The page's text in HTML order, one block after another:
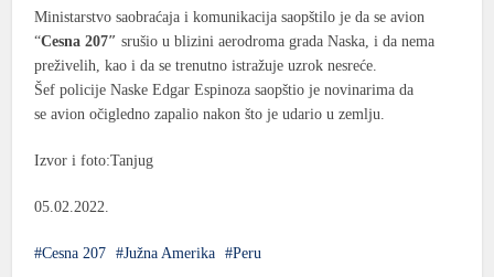
Ministarstvo saobraćaja i komunikacija saopštilo je da se avion
“Cesna 207″ srušio u blizini aerodroma grada Naska, i da nema
preživelih, kao i da se trenutno istražuje uzrok nesreće.
Šef policije Naske Edgar Espinoza saopštio je novinarima da
se avion očigledno zapalio nakon što je udario u zemlju.
Izvor i foto:Tanjug
05.02.2022.
Cesna 207 Južna Amerika Peru